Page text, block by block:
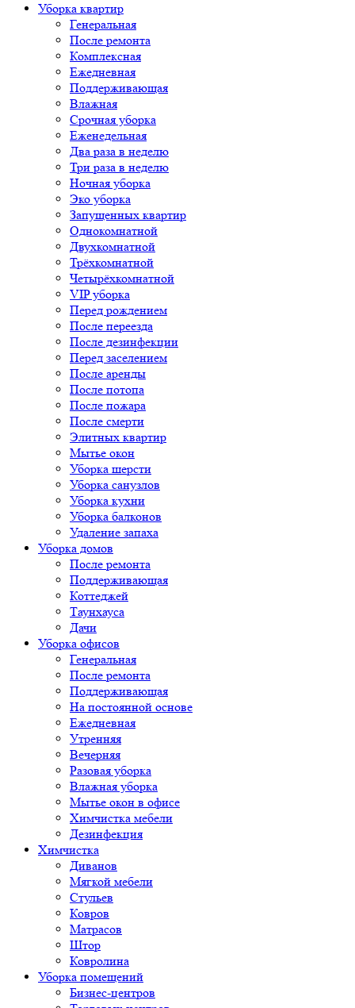
Уборка квартир
Генеральная
После ремонта
Комплексная
Ежедневная
Поддерживающая
Влажная
Срочная уборка
Еженедельная
Два раза в неделю
Три раза в неделю
Ночная уборка
Эко уборка
Запущенных квартир
Однокомнатной
Двухкомнатной
Трёхкомнатной
Четырёхкомнатной
VIP уборка
Перед рождением
После переезда
После дезинфекции
Перед заселением
После аренды
После потопа
После пожара
После смерти
Элитных квартир
Мытье окон
Уборка шерсти
Уборка санузлов
Уборка кухни
Уборка балконов
Удаление запаха
Уборка домов
После ремонта
Поддерживающая
Коттеджей
Таунхауса
Дачи
Уборка офисов
Генеральная
После ремонта
Поддерживающая
На постоянной основе
Ежедневная
Утренняя
Вечерняя
Разовая уборка
Влажная уборка
Мытье окон в офисе
Химчистка мебели
Дезинфекция
Химчистка
Диванов
Мягкой мебели
Стульев
Ковров
Матрасов
Штор
Ковролина
Уборка помещений
Бизнес-центров